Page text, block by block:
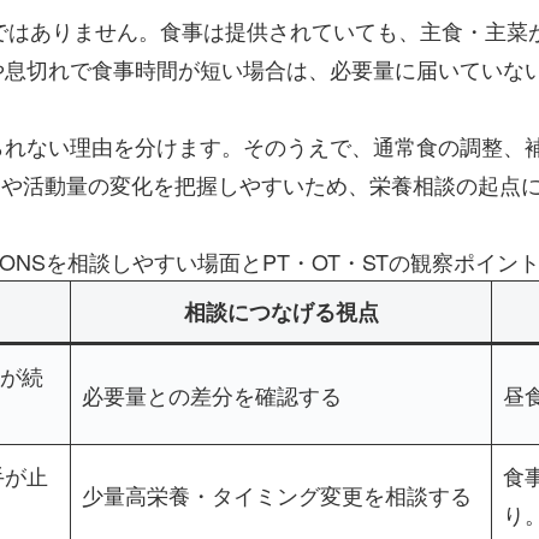
ありません。食事は提供されていても、主食・主
切れで食事時間が短い場合は、必要量に届いていな
ない理由を分けます。そのうえで、通常食の調整
活動量の変化を把握しやすいため、栄養相談の起点
ONSを相談しやすい場面とPT・OT・STの観察ポイント
相談につなげる視点
続
必要量との差分を確認する 昼
止
少量高栄養・タイミング変更を相談する
食
り